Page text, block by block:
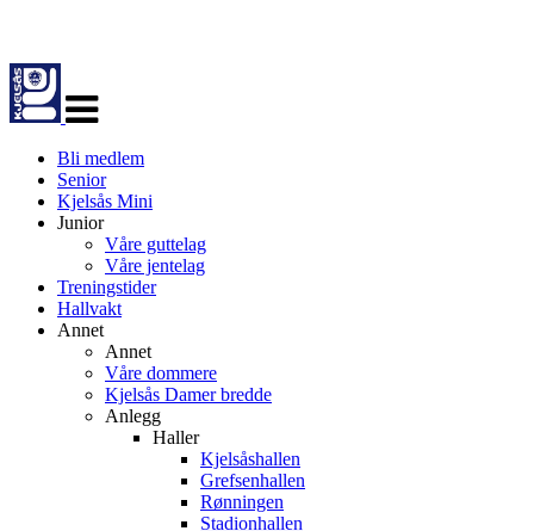
navigasjon
Bli medlem
Senior
Kjelsås Mini
Junior
Våre guttelag
Våre jentelag
Treningstider
Hallvakt
Annet
Annet
Våre dommere
Kjelsås Damer bredde
Anlegg
Haller
Kjelsåshallen
Grefsenhallen
Rønningen
Stadionhallen